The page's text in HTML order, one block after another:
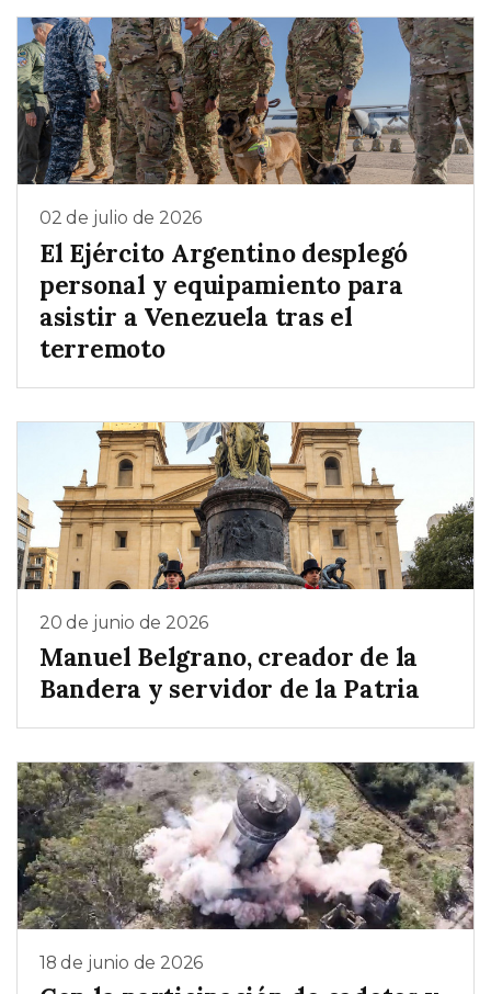
02 de julio de 2026
El Ejército Argentino desplegó
personal y equipamiento para
asistir a Venezuela tras el
terremoto
20 de junio de 2026
Manuel Belgrano, creador de la
Bandera y servidor de la Patria
18 de junio de 2026